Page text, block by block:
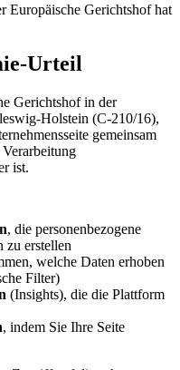
Europäische Gerichtshof hat
Urteil
Gerichtshof in der
Holstein (C-210/16),
gemeinsam
ist.
, die personenbezogene
zu erstellen
welche Daten erhoben
Filter)
(Insights), die die Plattform
, indem Sie Ihre Seite